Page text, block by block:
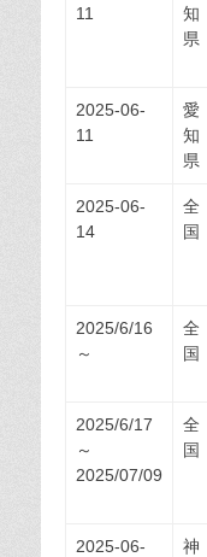
11
知
県
2025-06-
11
愛
知
県
2025-06-
14
全
国
2025/6/16
～
全
国
2025/6/17
～
2025/07/09
全
国
2025-06-
神